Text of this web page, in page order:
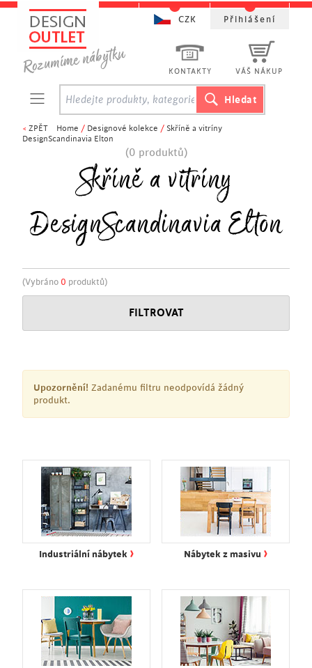
< ZPĚT Home / Designové kolekce / Skříně a vitríny
DesignScandinavia Elton
(0 produktů)
Skříně a vitríny
DesignScandinavia Elton
(Vybráno 0 produktů)
FILTROVAT
Upozornění! Zadanému filtru neodpovídá žádný
produkt.
Industriální nábytek › Nábytek z masivu ›
KONTAKTY VÁŠ NÁKUP
CZK Přihlášení